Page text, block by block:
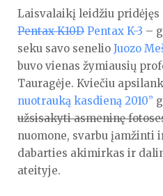
Laisvalaikį leidžiu
Pentax K10D Pentax K-3 –
seku savo senelio Juozo
buvo vienas žymiausių
Tauragėje. Kviečiu
nuotrauką kasdieną 2010”
užsisakyti asmeninę
nuomone, svarbu įamžinti
dabarties akimirkas ir
ateityje.